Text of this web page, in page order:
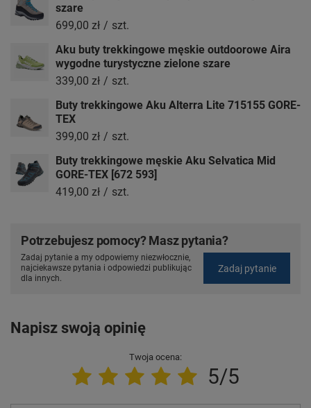
szare
699,00 zł / szt.
Aku buty trekkingowe męskie outdoorowe Aira
wygodne turystyczne zielone szare
339,00 zł / szt.
Buty trekkingowe Aku Alterra Lite 715155 GORE-
TEX
399,00 zł / szt.
Buty trekkingowe męskie Aku Selvatica Mid
GORE-TEX [672 593]
419,00 zł / szt.
Potrzebujesz pomocy? Masz pytania?
Zadaj pytanie a my odpowiemy niezwłocznie,
najciekawsze pytania i odpowiedzi publikując
dla innych.
Zadaj pytanie
Napisz swoją opinię
Twoja ocena:
5/5